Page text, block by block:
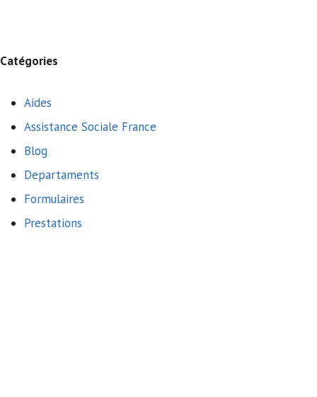
Catégories
Aides
Assistance Sociale France
Blog
Departaments
Formulaires
Prestations